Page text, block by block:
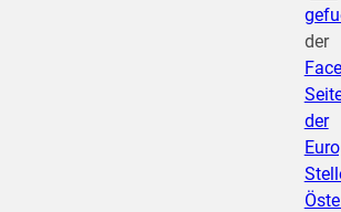
der
der